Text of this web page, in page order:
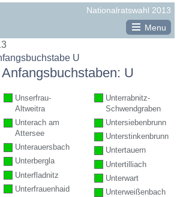
Nationalratswahl 2013
Menu
U
U
Unserfrau-
Altweitra
Unterach am
Attersee
Unterauersbach
Unterbergla
Unterfladnitz
Unterfrauenhaid
Unterrabnitz-
Schwendgraben
Untersiebenbrunn
Unterstinkenbrunn
Untertauern
Untertilliach
Unterwart
Unterweißenbach